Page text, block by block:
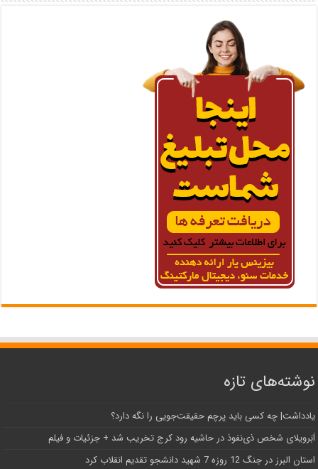
نوشته‌های تازه
یادداشت| ‌چه کسی باید پرچم حقیقت‌جویی را نگه دارد؟
اَبَر‌ویلای شخص ذی‌نفوذ در حاشیه‌ رود کرج تخریب شد + جزئیات و فیلم
استان البرز در جنگ 12 روزه 7 شهید دانشجو تقدیم انقلاب کرد